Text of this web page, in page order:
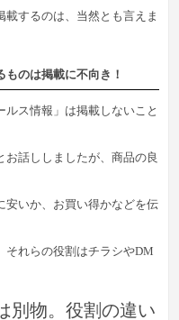
するのは、当然とも言えま
のは掲載に不向き！
ルス情報」は掲載しないこと
話ししましたが、商品の良
安いか、お買い得かなどを伝
それらの役割はチラシやDM
別物。役割の違い